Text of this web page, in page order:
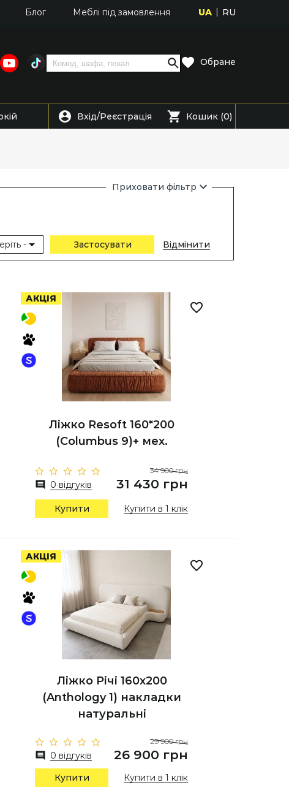
Блог Меблі під замовлення UA RU
Обране
Вхід/Реєстрація Кошик (0)
Приховати фільтр
-
Застосувати Відмінити
АКЦІЯ
Ліжко Resoft 160*200
(Columbus 9)+ мех.
0 відгуків
34 900 грн
31 430 грн
Купити Купити в 1 клік
АКЦІЯ
Ліжко Річі 160х200
(Anthology 1) накладки
натуральні
0 відгуків
29 900 грн
26 900 грн
Купити Купити в 1 клік